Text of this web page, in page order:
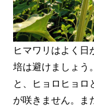
ヒマワリはよく
培は避けましょう
と、ヒョロヒョロ
が咲きません。ま